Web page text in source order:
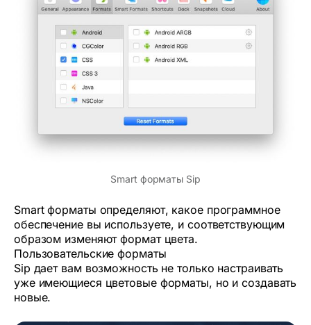
Smart форматы Sip
Smart форматы определяют, какое программное
обеспечение вы используете, и соответствующим
образом изменяют формат цвета.
Пользовательские форматы
Sip дает вам возможность не только настраивать
уже имеющиеся цветовые форматы, но и создавать
новые.